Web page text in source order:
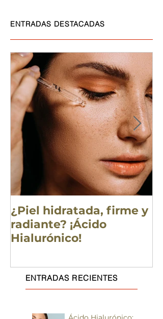
ENTRADAS DESTACADAS
¿Piel hidratada, firme y
radiante? ¡Ácido
Hialurónico!
ENTRADAS RECIENTES